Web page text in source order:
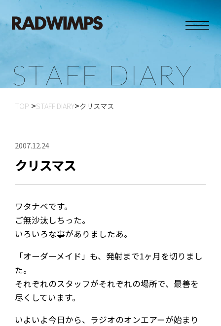
ST AFF D ARY
TOP STAFF DIARY クリスマス
2007.12.24
クリスマス
ワタナベです。
ご無沙汰しちった。
いろいろな事がありましたあ。
「オーダーメイド」も、発射まで1ヶ月を切りまし
た。
それぞれのスタッフがそれぞれの場所で、最善を
尽くしています。
いよいよ今日から、ラジオのオンエアーが始まり